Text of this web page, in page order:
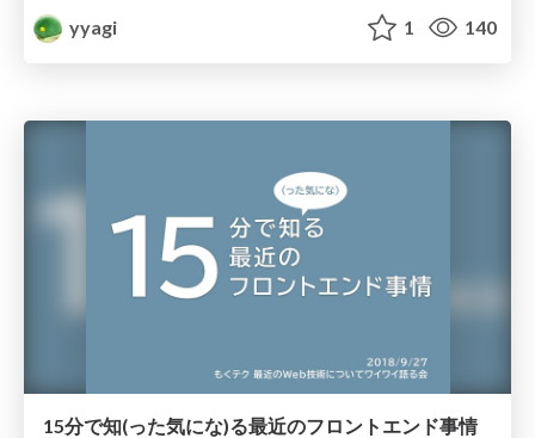
yyagi
1 140
15分で知(った気にな)る最近のフロントエンド事情